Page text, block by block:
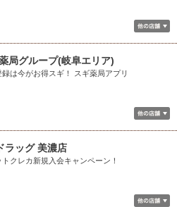
局グループ(岐阜エリア)
録は今がお得スギ！ スギ薬局アプリ
ラッグ 美濃店
トクレカ新規入会キャンペーン！